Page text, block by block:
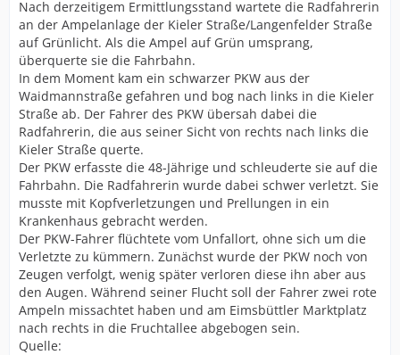
Nach derzeitigem Ermittlungsstand wartete die Radfahrerin
an der Ampelanlage der Kieler Straße/Langenfelder Straße
auf Grünlicht. Als die Ampel auf Grün umsprang,
überquerte sie die Fahrbahn.
In dem Moment kam ein schwarzer PKW aus der
Waidmannstraße gefahren und bog nach links in die Kieler
Straße ab. Der Fahrer des PKW übersah dabei die
Radfahrerin, die aus seiner Sicht von rechts nach links die
Kieler Straße querte.
Der PKW erfasste die 48-Jährige und schleuderte sie auf die
Fahrbahn. Die Radfahrerin wurde dabei schwer verletzt. Sie
musste mit Kopfverletzungen und Prellungen in ein
Krankenhaus gebracht werden.
Der PKW-Fahrer flüchtete vom Unfallort, ohne sich um die
Verletzte zu kümmern. Zunächst wurde der PKW noch von
Zeugen verfolgt, wenig später verloren diese ihn aber aus
den Augen. Während seiner Flucht soll der Fahrer zwei rote
Ampeln missachtet haben und am Eimsbüttler Marktplatz
nach rechts in die Fruchtallee abgebogen sein.
Quelle: